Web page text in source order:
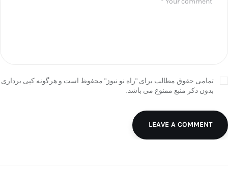
تمامی حقوق مطالب برای "راه نو نیوز" محفوظ است و هرگونه کپی برداری
بدون ذکر منبع ممنوع می باشد.
LEAVE A COMMENT